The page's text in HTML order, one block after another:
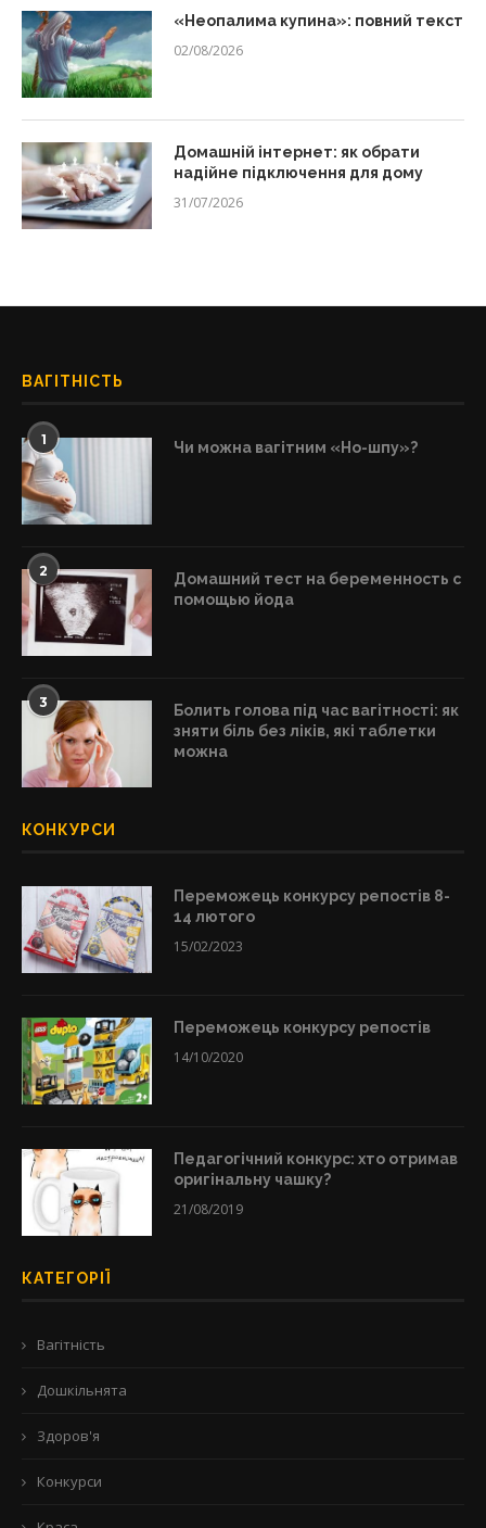
«Неопалима купина»: повний текст
02/08/2026
Домашній інтернет: як обрати
надійне підключення для дому
31/07/2026
ВАГІТНІСТЬ
1 Чи можна вагітним «Но-шпу»?
2
Домашний тест на беременность с
помощью йода
3
Болить голова під час вагітності: як
зняти біль без ліків, які таблетки
можна
КОНКУРСИ
Переможець конкурсу репостів 8-
14 лютого
15/02/2023
Переможець конкурсу репостів
14/10/2020
Педагогічний конкурс: хто отримав
оригінальну чашку?
21/08/2019
КАТЕГОРІЇ
Вагітність
Дошкільнята
Здоров'я
Конкурси